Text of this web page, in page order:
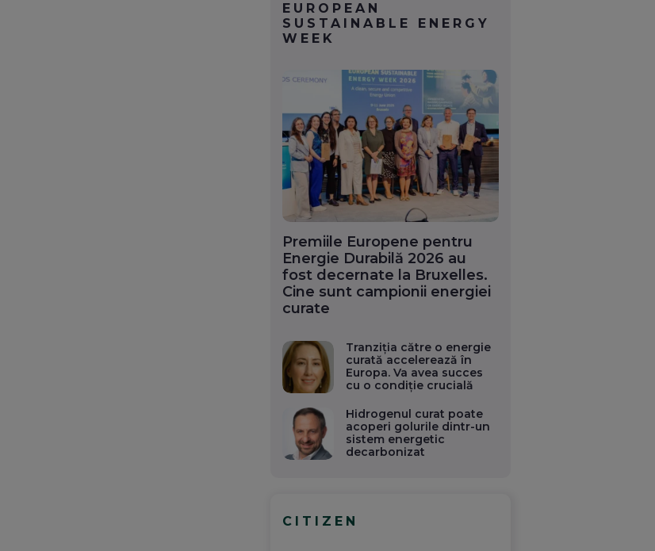
EUROPEAN
SUSTAINABLE ENERGY
WEEK
Premiile Europene pentru
Energie Durabilă 2026 au
fost decernate la Bruxelles.
Cine sunt campionii energiei
curate
Tranziția către o energie
curată accelerează în
Europa. Va avea succes
cu o condiție crucială
Hidrogenul curat poate
acoperi golurile dintr-un
sistem energetic
decarbonizat
CITIZEN